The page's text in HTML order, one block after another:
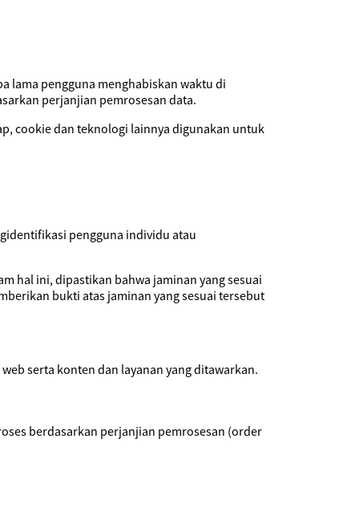
lama pengguna menghabiskan waktu di
perjanjian pemrosesan data.
cookie dan teknologi lainnya digunakan untuk
pengguna individu atau
hal ini, dipastikan bahwa jaminan yang sesuai
bukti atas jaminan yang sesuai tersebut
serta konten dan layanan yang ditawarkan.
berdasarkan perjanjian pemrosesan (order